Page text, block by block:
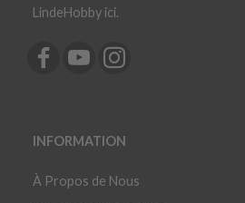
LindeHobby ici.
INFORMATION
À Propos de Nous